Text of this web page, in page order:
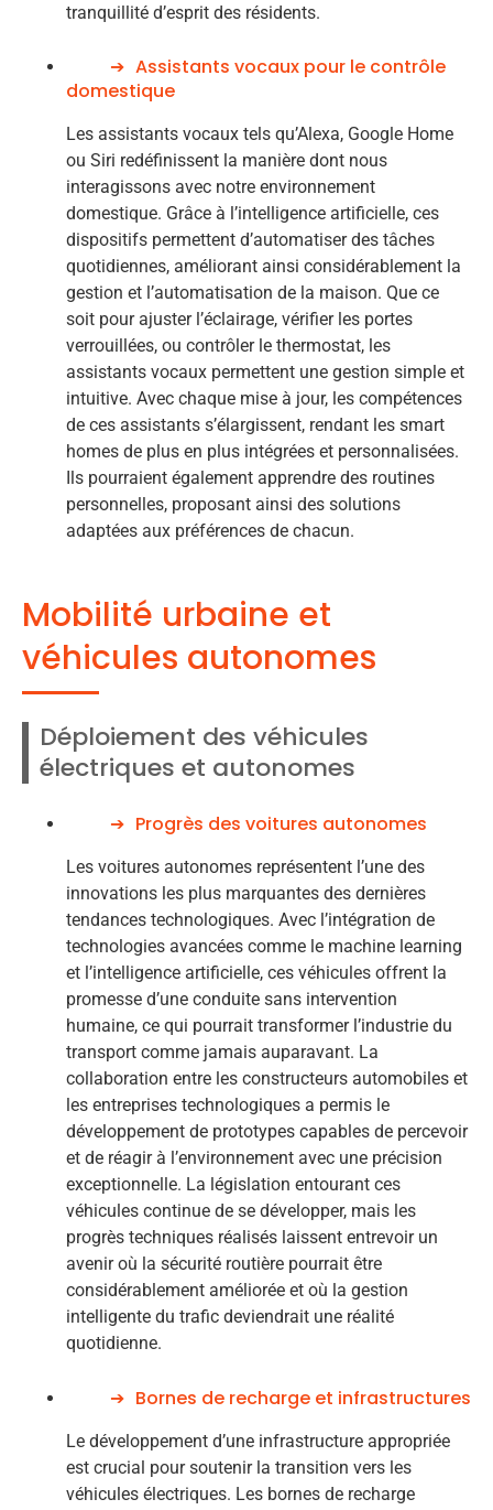
tranquillité d’esprit des résidents.
Assistants vocaux pour le contrôle
domestique
Les assistants vocaux tels qu’Alexa, Google Home
ou Siri redéfinissent la manière dont nous
interagissons avec notre environnement
domestique. Grâce à l’intelligence artificielle, ces
dispositifs permettent d’automatiser des tâches
quotidiennes, améliorant ainsi considérablement la
gestion et l’automatisation de la maison. Que ce
soit pour ajuster l’éclairage, vérifier les portes
verrouillées, ou contrôler le thermostat, les
assistants vocaux permettent une gestion simple et
intuitive. Avec chaque mise à jour, les compétences
de ces assistants s’élargissent, rendant les smart
homes de plus en plus intégrées et personnalisées.
Ils pourraient également apprendre des routines
personnelles, proposant ainsi des solutions
adaptées aux préférences de chacun.
Mobilité urbaine et
véhicules autonomes
Déploiement des véhicules
électriques et autonomes
Progrès des voitures autonomes
Les voitures autonomes représentent l’une des
innovations les plus marquantes des dernières
tendances technologiques. Avec l’intégration de
technologies avancées comme le machine learning
et l’intelligence artificielle, ces véhicules offrent la
promesse d’une conduite sans intervention
humaine, ce qui pourrait transformer l’industrie du
transport comme jamais auparavant. La
collaboration entre les constructeurs automobiles et
les entreprises technologiques a permis le
développement de prototypes capables de percevoir
et de réagir à l’environnement avec une précision
exceptionnelle. La législation entourant ces
véhicules continue de se développer, mais les
progrès techniques réalisés laissent entrevoir un
avenir où la sécurité routière pourrait être
considérablement améliorée et où la gestion
intelligente du trafic deviendrait une réalité
quotidienne.
Bornes de recharge et infrastructures
Le développement d’une infrastructure appropriée
est crucial pour soutenir la transition vers les
véhicules électriques. Les bornes de recharge